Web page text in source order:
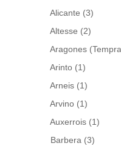
Alicante (3)
Altesse (2)
Aragones
Arinto (1)
Arneis (1)
Arvino (1)
Auxerrois (1)
Barbera (3)